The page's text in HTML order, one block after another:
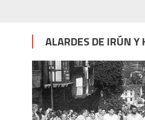
ALARDES DE IRÚN Y